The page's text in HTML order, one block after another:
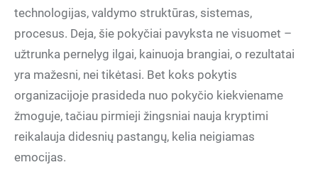
technologijas, valdymo struktūras, sistemas,
procesus. Deja, šie pokyčiai pavyksta ne visuomet –
užtrunka pernelyg ilgai, kainuoja brangiai, o rezultatai
yra mažesni, nei tikėtasi. Bet koks pokytis
organizacijoje prasideda nuo pokyčio kiekviename
žmoguje, tačiau pirmieji žingsniai nauja kryptimi
reikalauja didesnių pastangų, kelia neigiamas
emocijas.